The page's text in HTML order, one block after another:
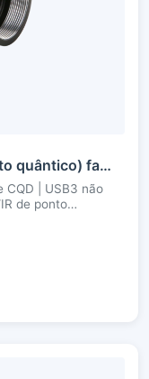
300–1700 nm | SWIR CQD (ponto quântico) fabricado na China | USB3 | Não resfriado | Câmera SWIR
| USB3 não
de ponto